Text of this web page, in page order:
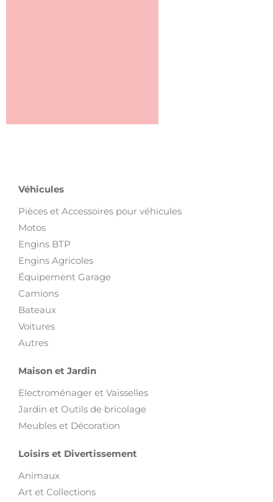
Véhicules
Pièces et Accessoires pour véhicules
Motos
Engins BTP
Engins Agricoles
Équipement Garage
Camions
Bateaux
Voitures
Autres
Maison et Jardin
Electroménager et Vaisselles
Jardin et Outils de bricolage
Meubles et Décoration
Loisirs et Divertissement
Animaux
Art et Collections